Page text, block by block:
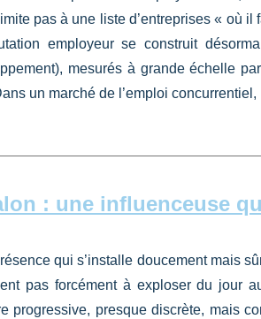
pas à une liste d’entreprises « où
employeur se construit
mesurés à grande échelle
un marché de l’emploi concurrentiel,
: une influenceuse
qui s’installe doucement mais
pas forcément à exploser du jour
progressive, presque discrète, mais